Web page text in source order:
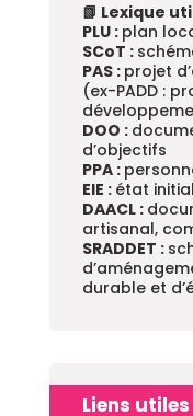
📗 Lexique
PLU : plan
SCoT :
PAS : projet
(ex-PADD :
DOO :
d’objectifs
PPA :
EIE : état
DAACL :
artisanal,
SRADDET :
durable et